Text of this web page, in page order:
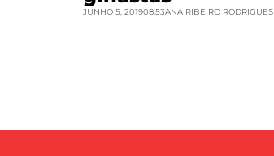
JUNHO 5, 201908:53ANA RIBEIRO RODRIGUES